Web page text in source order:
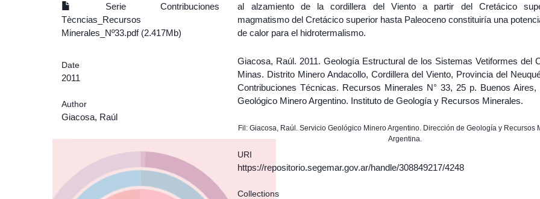
Serie Contribuciones
Tècncias_Recursos
Minerales_Nº33.pdf (2.417Mb)
Date
2011
Author
Giacosa, Raúl
al alzamiento de la cordillera del Viento a partir del Cretácico
magmatismo del Cretácico superior hasta Paleoceno constituiría una
de calor para el hidrotermalismo.
Giacosa, Raúl. 2011. Geología Estructural de los Sistemas Vetiformes del
Minas. Distrito Minero Andacollo, Cordillera del Viento, Provincia del
Contribuciones Técnicas. Recursos Minerales N° 33, 25 p. Buenos Aires,
Geológico Minero Argentino. Instituto de Geología y Recursos Minerales.
Fil: Giacosa, Raúl. Servicio Geológico Minero Argentino. Dirección de Geología y Recursos
Argentina.
URI
https://repositorio.segemar.gov.ar/handle/308849217/4248
Collections